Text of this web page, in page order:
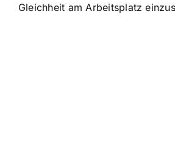
Gleichheit am Arbeitsplatz